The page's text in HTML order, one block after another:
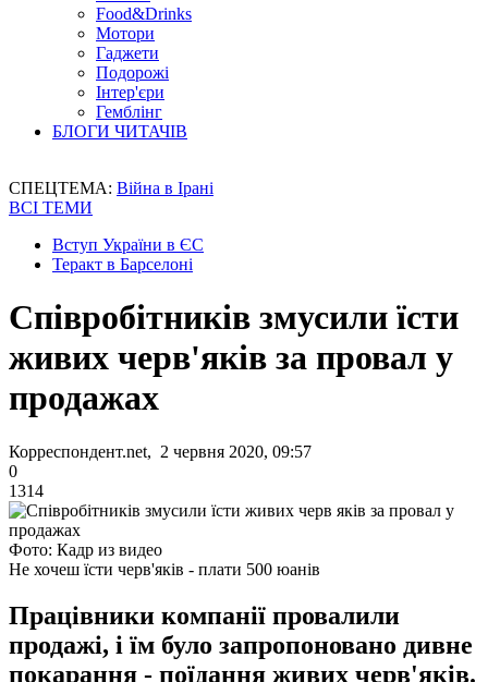
Food&Drinks
Мотори
Гаджети
Подорожі
Інтер'єри
Гемблінг
БЛОГИ ЧИТАЧІВ
СПЕЦТЕМА: Війна в Ірані
ВСІ ТЕМИ
Вступ України в ЄС
Теракт в Барселоні
Співробітників змусили їсти
живих черв'яків за провал у
продажах
Корреспондент.net, 2 червня 2020, 09:57
0
1314
Фото: Кадр из видео
Не хочеш їсти черв'яків - плати 500 юанів
Працівники компанії провалили
продажі, і їм було запропоновано дивне
покарання - поїдання живих черв'яків.